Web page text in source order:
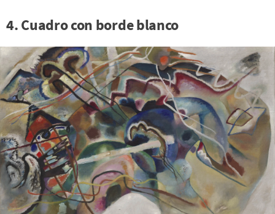
4. Cuadro con borde blanco